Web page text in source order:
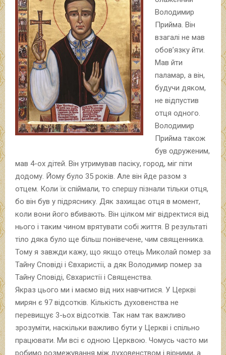
Володимир
Прийма. Він
взагалі не мав
обов’язку йти.
Мав йти
паламар, а він,
будучи дяком,
не відпустив
отця одного.
Володимир
Прийма також
був одруженим,
мав 4-ох дітей. Він утримував пасіку, город, міг піти
додому. Йому було 35 років. Але він йде разом з
отцем. Коли їх спіймали, то спершу пізнали тільки отця,
бо він був у підряснику. Дяк захищає отця в момент,
коли вони його вбивають. Він цілком міг відректися від
нього і таким чином врятувати собі життя. В результаті
тіло дяка було ще більш понівечене, чим священника.
Тому я завжди кажу, що якщо отець Миколай помер за
Тайну Сповіді і Євхаристії, а дяк Володимир помер за
Тайну Сповіді, Євхаристії і Священства.
Якраз цього ми і маємо від них навчитися. У Церкві
мирян є 97 відсотків. Кількість духовенства не
перевищує 3-ьох відсотків. Так нам так важливо
зрозуміти, наскільки важливо бути у Церкві і спільно
працювати. Ми всі є одною Церквою. Чомусь часто ми
робимо розмежування між духовенством і вірними, а